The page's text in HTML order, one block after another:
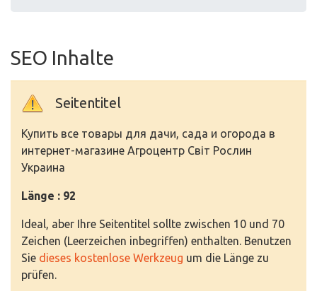
SEO Inhalte
Seitentitel
Купить все товары для дачи, сада и огорода в
интернет-магазине Агроцентр Світ Рослин
Украина
Länge : 92
Ideal, aber Ihre Seitentitel sollte zwischen 10 und 70
Zeichen (Leerzeichen inbegriffen) enthalten. Benutzen
Sie dieses kostenlose Werkzeug um die Länge zu
prüfen.